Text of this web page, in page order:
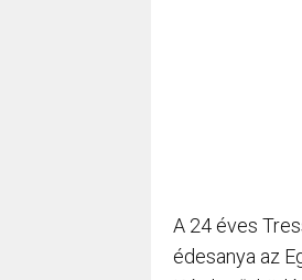
A 24 éves
édesanya az